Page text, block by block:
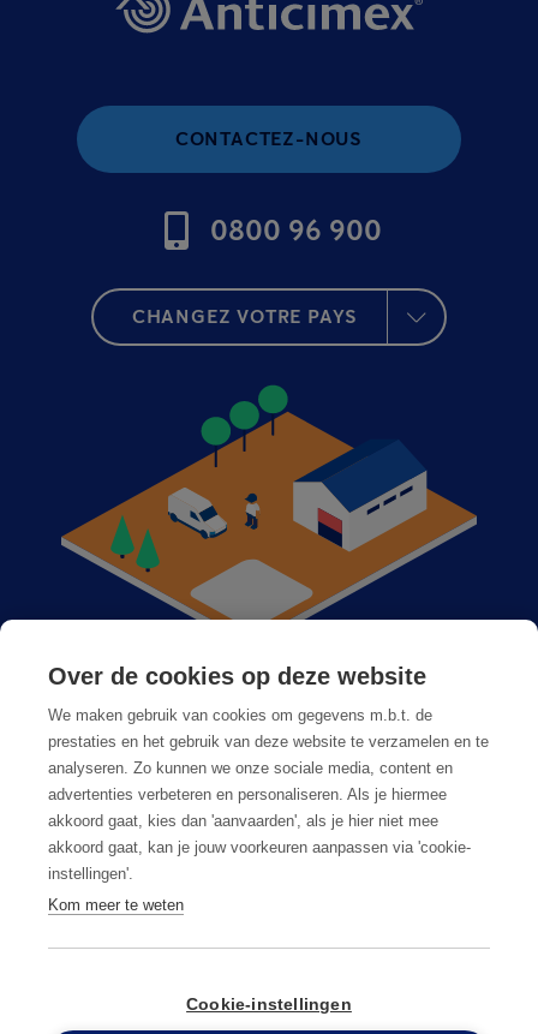
CONTACTEZ-NOUS
0800 96 900
CHANGEZ VOTRE PAYS
Anticimex dans votre région
Postes vacants
Foire aux questions
Conditions générales Privacy & cookies
Over de cookies op deze website
We maken gebruik van cookies om gegevens m.b.t. de
prestaties en het gebruik van deze website te verzamelen en te
analyseren. Zo kunnen we onze sociale media, content en
advertenties verbeteren en personaliseren. Als je hiermee
akkoord gaat, kies dan 'aanvaarden', als je hier niet mee
akkoord gaat, kan je jouw voorkeuren aanpassen via 'cookie-
instellingen'.
Kom meer te weten
Cookie-instellingen